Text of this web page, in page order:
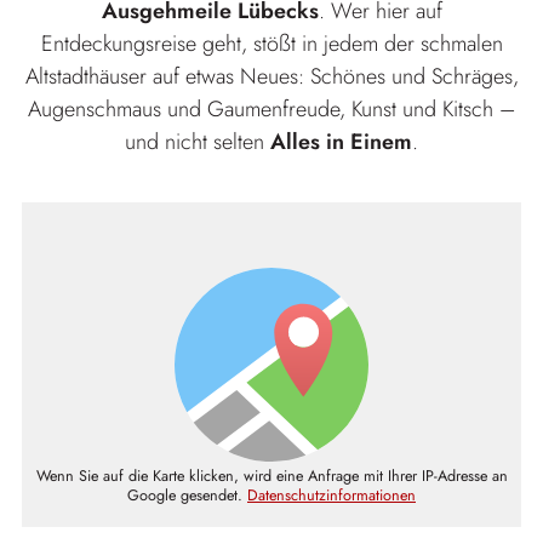
Ausgehmeile Lübecks. Wer hier auf
Entdeckungsreise geht, stößt in jedem der schmalen
Altstadthäuser auf etwas Neues: Schönes und Schräges,
Augenschmaus und Gaumenfreude, Kunst und Kitsch –
und nicht selten Alles in Einem.
Wenn Sie auf die Karte klicken, wird eine Anfrage mit Ihrer IP-Adresse an
Google gesendet. Datenschutzinformationen